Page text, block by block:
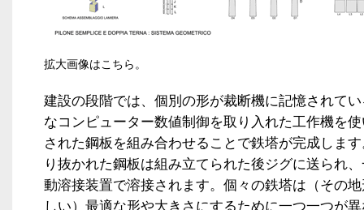
拡大画像はこちら。
建設の段階では、個別の形が裁断機に記憶されて
なコンピューター数値制御を取り入れた工作機を
された鋼板を組み合わせることで鉄塔が完成しま
り抜かれた鋼板は組み立てられた後ジグに送られ
動溶接装置で溶接されます。個々の鉄塔は（その
しい）最適な形や大きさにするために一つ一つが